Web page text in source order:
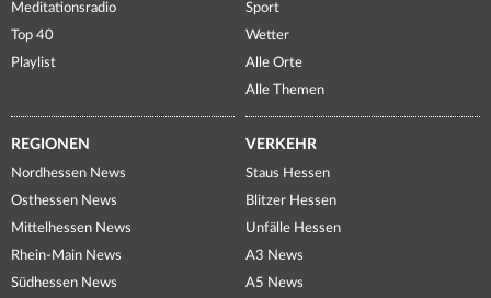
Meditationsradio
Top 40
Playlist
Sport
Wetter
Alle Orte
Alle Themen
REGIONEN
Nordhessen News
Osthessen News
Mittelhessen News
Rhein-Main News
Südhessen News
VERKEHR
Staus Hessen
Blitzer Hessen
Unfälle Hessen
A3 News
A5 News